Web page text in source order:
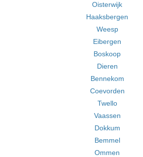
Oisterwijk
Haaksbergen
Weesp
Eibergen
Boskoop
Dieren
Bennekom
Coevorden
Twello
Vaassen
Dokkum
Bemmel
Ommen